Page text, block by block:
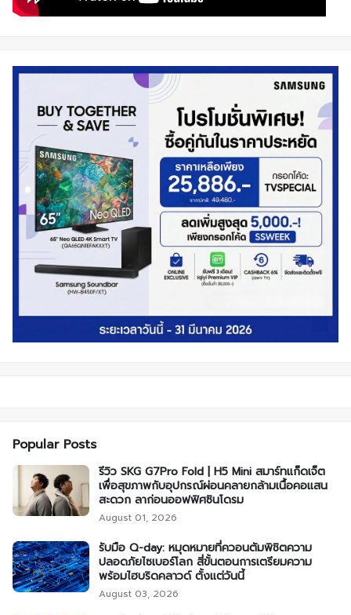
Popular Posts
รีวิว SKG G7Pro Fold | H5 Mini สมาร์ทแก็ดเจ็ต
เพื่อสุขภาพกับอุปกรณ์ผ่อนคลายกล้ามเนื้อคอแสน
สะดวก ลาก่อนออฟฟิศซินโดรม
August 01, 2026
รับมือ Q-day: หมุดหมายที่ควอนตัมพิชิตความ
ปลอดภัยไซเบอร์โลก สี่ขั้นตอนการเตรียมความ
พร้อมไฮบริดคลาวด์ ตั้งแต่วันนี้
August 03, 2026